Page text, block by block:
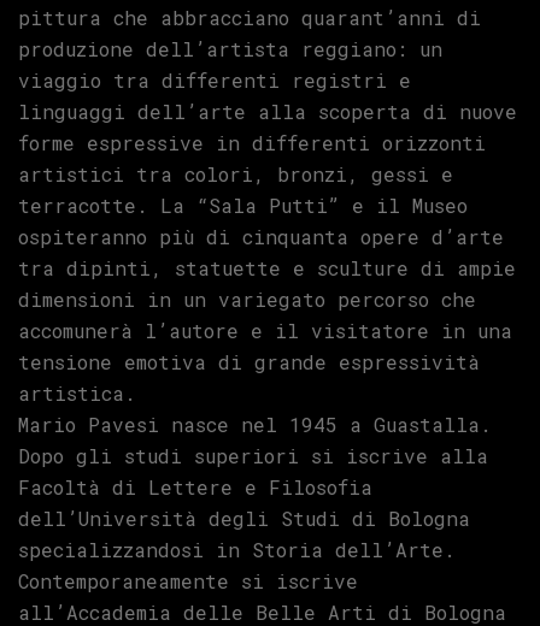
pittura che abbracciano quarant’anni di
produzione dell’artista reggiano: un
viaggio tra differenti registri e
linguaggi dell’arte alla scoperta di nuove
forme espressive in differenti orizzonti
artistici tra colori, bronzi, gessi e
terracotte. La “Sala Putti” e il Museo
ospiteranno più di cinquanta opere d’arte
tra dipinti, statuette e sculture di ampie
dimensioni in un variegato percorso che
accomunerà l’autore e il visitatore in una
tensione emotiva di grande espressività
artistica.
Mario Pavesi nasce nel 1945 a Guastalla.
Dopo gli studi superiori si iscrive alla
Facoltà di Lettere e Filosofia
dell’Università degli Studi di Bologna
specializzandosi in Storia dell’Arte.
Contemporaneamente si iscrive
all’Accademia delle Belle Arti di Bologna